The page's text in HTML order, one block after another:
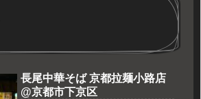
長尾中華そば 京都拉麺小路店
@京都市下京区